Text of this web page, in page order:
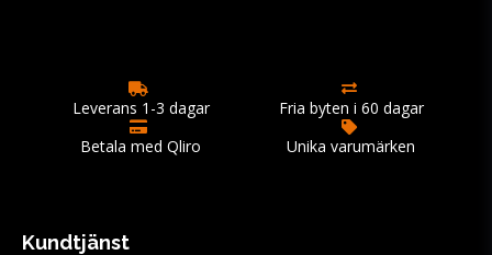
Leverans 1-3 dagar
Fria byten i 60 dagar
Betala med Qliro
Unika varumärken
Kundtjänst